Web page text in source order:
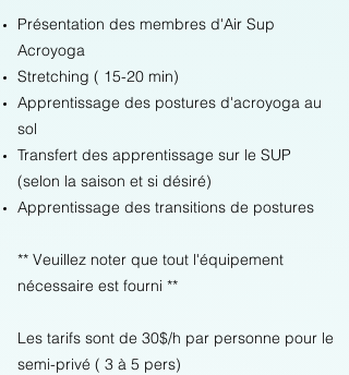
Présentation des membres d'Air Sup
Acroyoga
Stretching ( 15-20 min)
Apprentissage des postures d'acroyoga au
sol
Transfert des apprentissage sur le SUP
(selon la saison et si désiré)
Apprentissage des transitions de postures
** Veuillez noter que tout l'équipement
nécessaire est fourni **
Les tarifs sont de 30$/h par personne pour le
semi-privé ( 3 à 5 pers)